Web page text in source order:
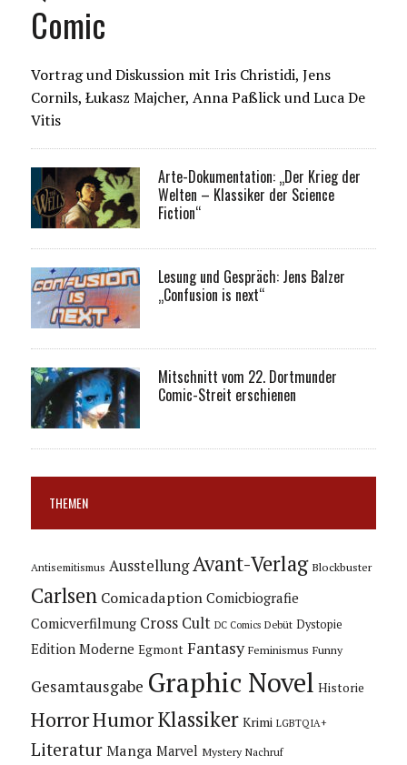
Comic
Vortrag und Diskussion mit Iris Christidi, Jens
Cornils, Łukasz Majcher, Anna Paßlick und Luca De
Vitis
Arte-Dokumentation: „Der Krieg der
Welten – Klassiker der Science
Fiction“
Lesung und Gespräch: Jens Balzer
„Confusion is next“
Mitschnitt vom 22. Dortmunder
Comic-Streit erschienen
THEMEN
Antisemitismus Ausstellung Avant-Verlag Blockbuster
Carlsen Comicadaption Comicbiografie
Comicverfilmung Cross Cult DC Comics Debüt Dystopie
Edition Moderne Egmont Fantasy Feminismus Funny
Gesamtausgabe Graphic Novel Historie
HorrorHumorKlassiker Krimi LGBTQIA+
Literatur Manga Marvel Mystery Nachruf